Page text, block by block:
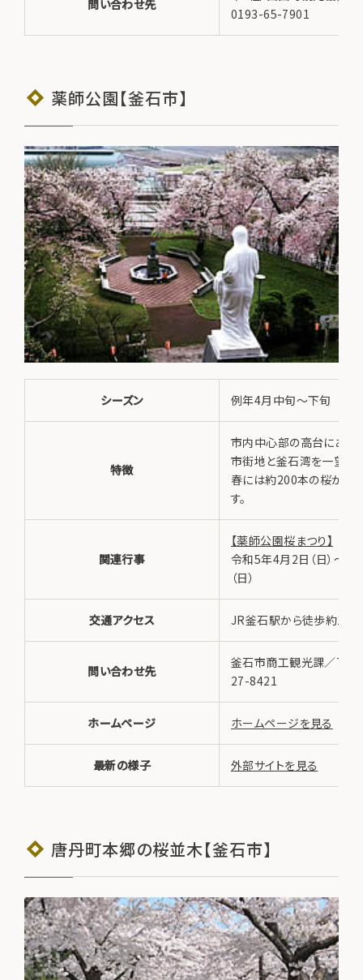
問い合わせ先
0193-65-7901
薬師公園【釜石市】
シーズン 例年4月中旬～下旬
特徴
市内中心部の高台にある
市街地と釜石湾を一望で
春には約200本の桜が咲
す。
関連行事
【薬師公園桜まつり】
令和5年4月2日（日）～4
（日）
交通アクセス JR釜石駅から徒歩約10分
問い合わせ先
釜石市商工観光課／
27-8421
ホームページ ホームページを見る
最新の様子 外部サイトを見る
唐丹町本郷の桜並木【釜石市】